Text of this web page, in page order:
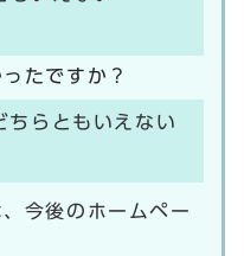
たですか？
ちらともいえない
今後のホームペー